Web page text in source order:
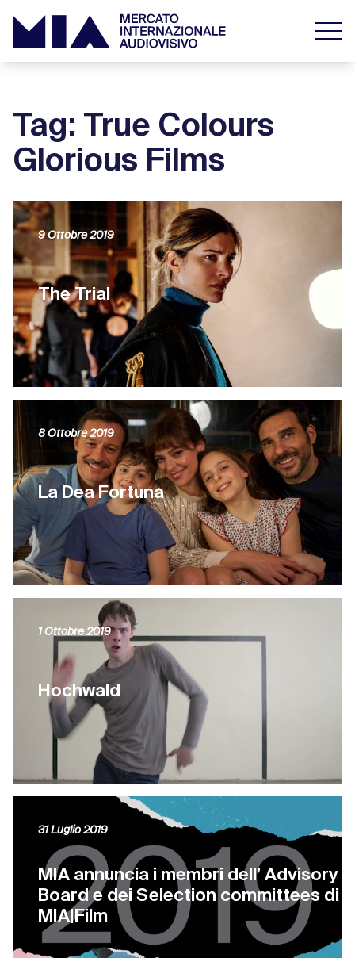
Tag: True Colours
Glorious Films
The Trial
9 Ottobre 2019
La Dea Fortuna
8 Ottobre 2019
Hochwald
1 Ottobre 2019
MIA annuncia i membri dell’ Advisory
Board e dei Selection committees di
MIA|Film
31 Luglio 2019